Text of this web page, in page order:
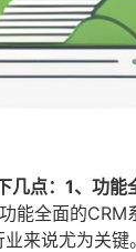
点：1、功
能全面的
来说尤为关